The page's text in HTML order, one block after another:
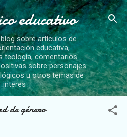
principal
educativo
sobre artículos de
educativa,
teología, comentarios
sobre personajes
u otros temas de
interes
de género